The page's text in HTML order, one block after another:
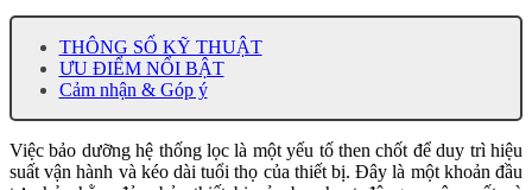
THÔNG SỐ KỸ THUẬT
ƯU ĐIỂM NỔI BẬT
Cảm nhận & Góp ý
Việc bảo dưỡng hệ thống lọc là một yếu tố then chốt để duy trì hiệu
suất vận hành và kéo dài tuổi thọ của thiết bị. Đây là một khoản đầu